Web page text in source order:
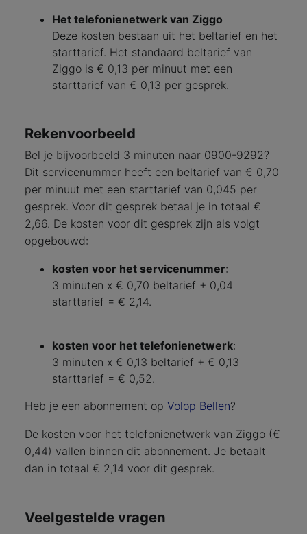
Het telefonienetwerk van Ziggo
Deze kosten bestaan uit het beltarief en het
starttarief. Het standaard beltarief van
Ziggo is € 0,13 per minuut met een
starttarief van € 0,13 per gesprek.
Rekenvoorbeeld
Bel je bijvoorbeeld 3 minuten naar 0900-9292?
Dit servicenummer heeft een beltarief van € 0,70
per minuut met een starttarief van 0,045 per
gesprek. Voor dit gesprek betaal je in totaal €
2,66. De kosten voor dit gesprek zijn als volgt
opgebouwd:
kosten voor het servicenummer:
3 minuten x € 0,70 beltarief + 0,04
starttarief = € 2,14.
kosten voor het telefonienetwerk:
3 minuten x € 0,13 beltarief + € 0,13
starttarief = € 0,52.
Heb je een abonnement op Volop Bellen?
De kosten voor het telefonienetwerk van Ziggo (€
0,44) vallen binnen dit abonnement. Je betaalt
dan in totaal € 2,14 voor dit gesprek.
Veelgestelde vragen